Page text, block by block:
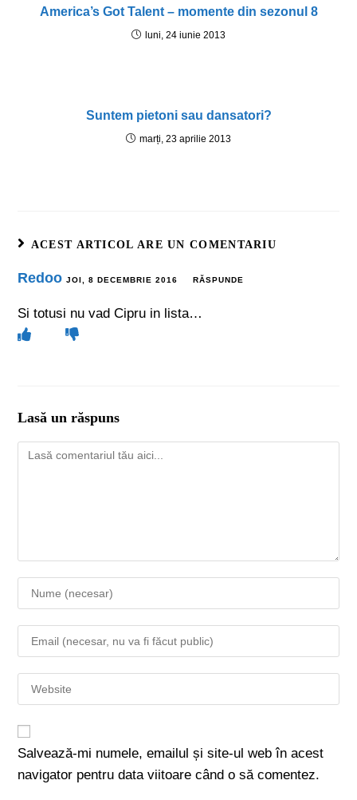
America’s Got Talent – momente din sezonul 8
luni, 24 iunie 2013
Suntem pietoni sau dansatori?
marți, 23 aprilie 2013
ACEST ARTICOL ARE UN COMENTARIU
Redoo JOI, 8 DECEMBRIE 2016 RĂSPUNDE
Si totusi nu vad Cipru in lista…
Lasă un răspuns
Salvează-mi numele, emailul și site-ul web în acest
navigator pentru data viitoare când o să comentez.